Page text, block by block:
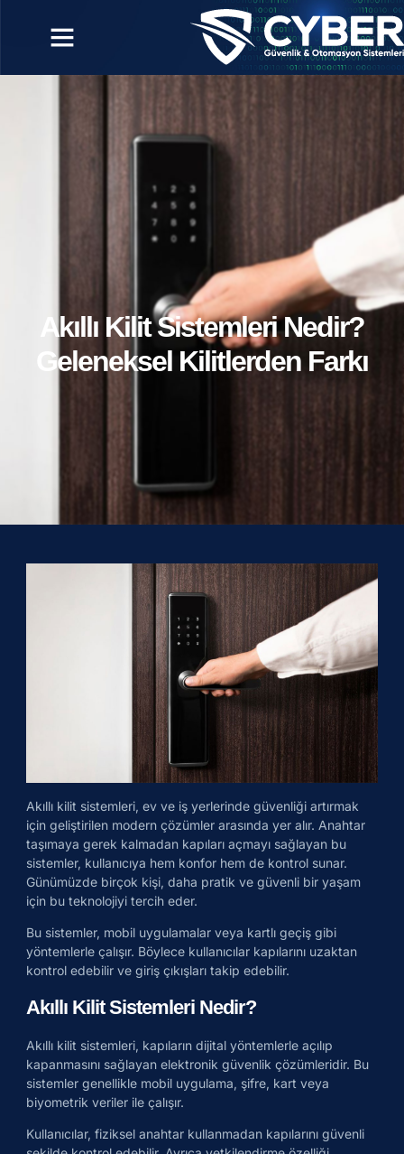
Akıllı Kilit Sistemleri Nedir?
Geleneksel Kilitlerden Farkı
Akıllı kilit sistemleri, ev ve iş yerlerinde güvenliği artırmak
için geliştirilen modern çözümler arasında yer alır. Anahtar
taşımaya gerek kalmadan kapıları açmayı sağlayan bu
sistemler, kullanıcıya hem konfor hem de kontrol sunar.
Günümüzde birçok kişi, daha pratik ve güvenli bir yaşam
için bu teknolojiyi tercih eder.
Bu sistemler, mobil uygulamalar veya kartlı geçiş gibi
yöntemlerle çalışır. Böylece kullanıcılar kapılarını uzaktan
kontrol edebilir ve giriş çıkışları takip edebilir.
Akıllı Kilit Sistemleri Nedir?
Akıllı kilit sistemleri, kapıların dijital yöntemlerle açılıp
kapanmasını sağlayan elektronik güvenlik çözümleridir. Bu
sistemler genellikle mobil uygulama, şifre, kart veya
biyometrik veriler ile çalışır.
Kullanıcılar, fiziksel anahtar kullanmadan kapılarını güvenli